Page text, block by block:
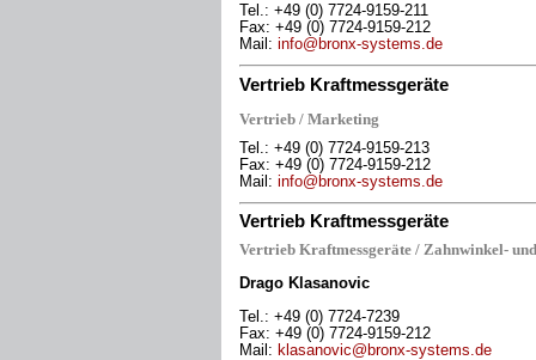
Tel.: +49 (0) 7724-9159-211
Fax: +49 (0) 7724-9159-212
Mail: info@bronx-systems.de
Vertrieb Kraftmessgeräte
Vertrieb / Marketing
Tel.: +49 (0) 7724-9159-213
Fax: +49 (0) 7724-9159-212
Mail: info@bronx-systems.de
Vertrieb Kraftmessgeräte
Vertrieb Kraftmessgeräte / Zahnwinkel-
Drago Klasanovic
Tel.: +49 (0) 7724-7239
Fax: +49 (0) 7724-9159-212
Mai l: klasanovic@bronx-systems.de